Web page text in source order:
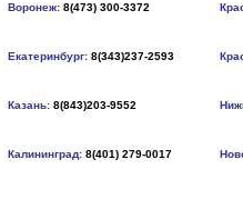
Воронеж: 8(473) 300-3372
Екатеринбург: 8(343)237-2593
Казань: 8(843)203-9552
Калининград: 8(401) 279-0017